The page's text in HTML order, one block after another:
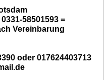
58501593 =
Vereinbarung
oder 017624403713